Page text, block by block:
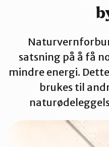
satsning på å få
mindre energi.
brukes til